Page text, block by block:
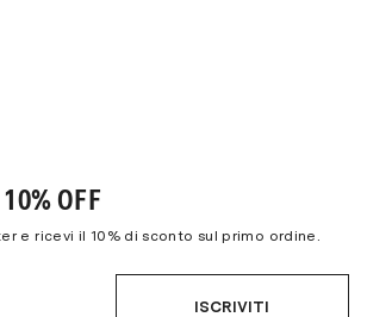
OFF
e ricevi il 10% di sconto sul primo ordine.
ISCRIVITI